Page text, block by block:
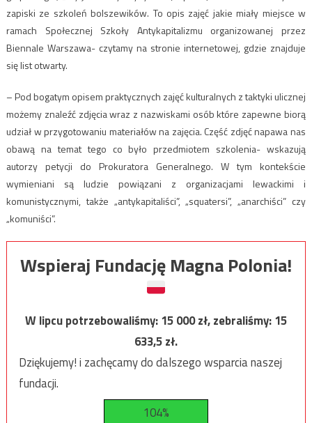
zapiski ze szkoleń bolszewików. To opis zajęć jakie miały miejsce w
ramach Społecznej Szkoły Antykapitalizmu organizowanej przez
Biennale Warszawa- czytamy na stronie internetowej, gdzie znajduje
się list otwarty.
– Pod bogatym opisem praktycznych zajęć kulturalnych z taktyki ulicznej
możemy znaleźć zdjęcia wraz z nazwiskami osób które zapewne biorą
udział w przygotowaniu materiałów na zajęcia. Część zdjęć napawa nas
obawą na temat tego co było przedmiotem szkolenia- wskazują
autorzy petycji do Prokuratora Generalnego. W tym kontekście
wymieniani są ludzie powiązani z organizacjami lewackimi i
komunistycznymi, także „antykapitaliści”, „squatersi”, „anarchiści” czy
„komuniści”.
Wspieraj Fundację Magna Polonia!
W lipcu potrzebowaliśmy:15 000zł, zebraliśmy:15
633,5zł.
Dziękujemy! i zachęcamy do dalszego wsparcia naszej
fundacji.
104%